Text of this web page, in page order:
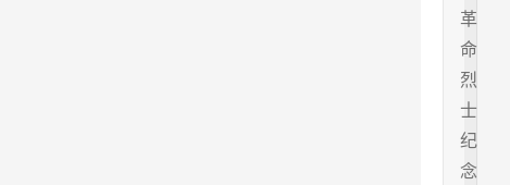
革
命
烈
士
纪
念